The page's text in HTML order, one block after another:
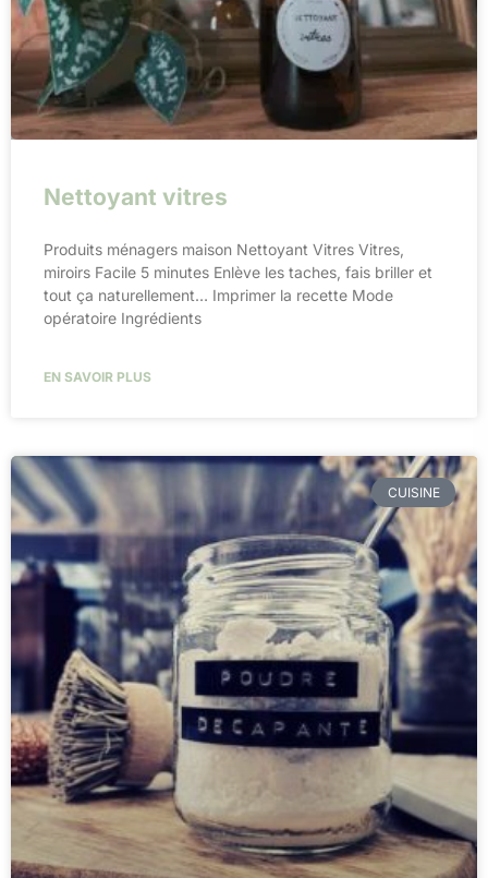
Nettoyant vitres
Produits ménagers maison Nettoyant Vitres Vitres,
miroirs Facile 5 minutes Enlève les taches, fais briller et
tout ça naturellement… Imprimer la recette Mode
opératoire Ingrédients
EN SAVOIR PLUS
CUISINE